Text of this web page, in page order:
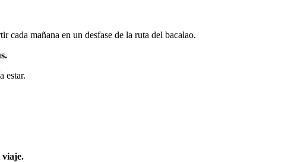
cada mañana en un desfase de la ruta del bacalao.
estar.